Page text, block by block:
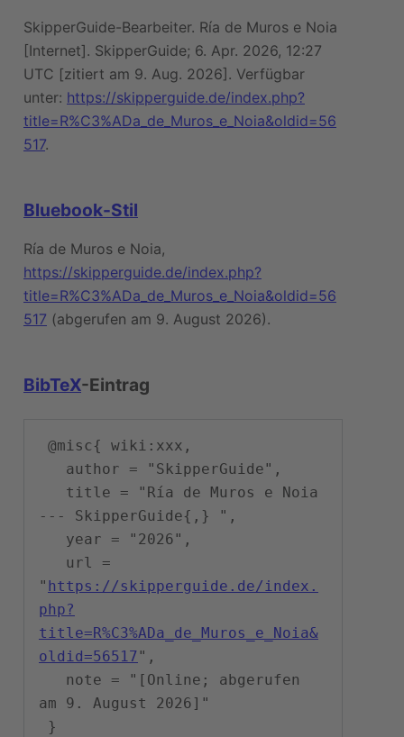
SkipperGuide-Bearbeiter. Ría de Muros e Noia
[Internet]. SkipperGuide; 6. Apr. 2026, 12:27
UTC [zitiert am 9. Aug. 2026]. Verfügbar
unter: https://skipperguide.de/index.php?
title=R%C3%ADa_de_Muros_e_Noia&oldid=56
517.
Bluebook-Stil
Ría de Muros e Noia,
https://skipperguide.de/index.php?
title=R%C3%ADa_de_Muros_e_Noia&oldid=56
517 (abgerufen am 9. August 2026).
BibTeX-Eintrag
--- SkipperGuide{,} ",
" https://skipperguide.de/index.
php?
title=R%C3%ADa_de_Muros_e_Noia&
oldid=56517",
am 9. August 2026]"